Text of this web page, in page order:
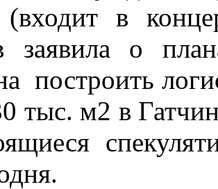
(входит в
заявила о
построить
тыс. м2 в